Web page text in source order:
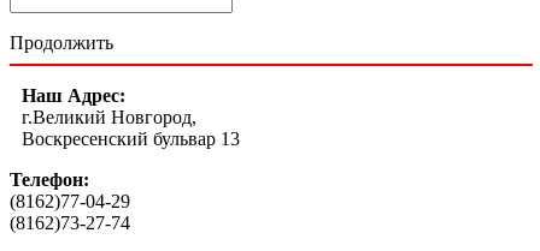
Продолжить
Наш Адрес:
г.Великий Новгород,
Воскресенский бульвар 13
Телефон:
(8162)77-04-29
(8162)73-27-74